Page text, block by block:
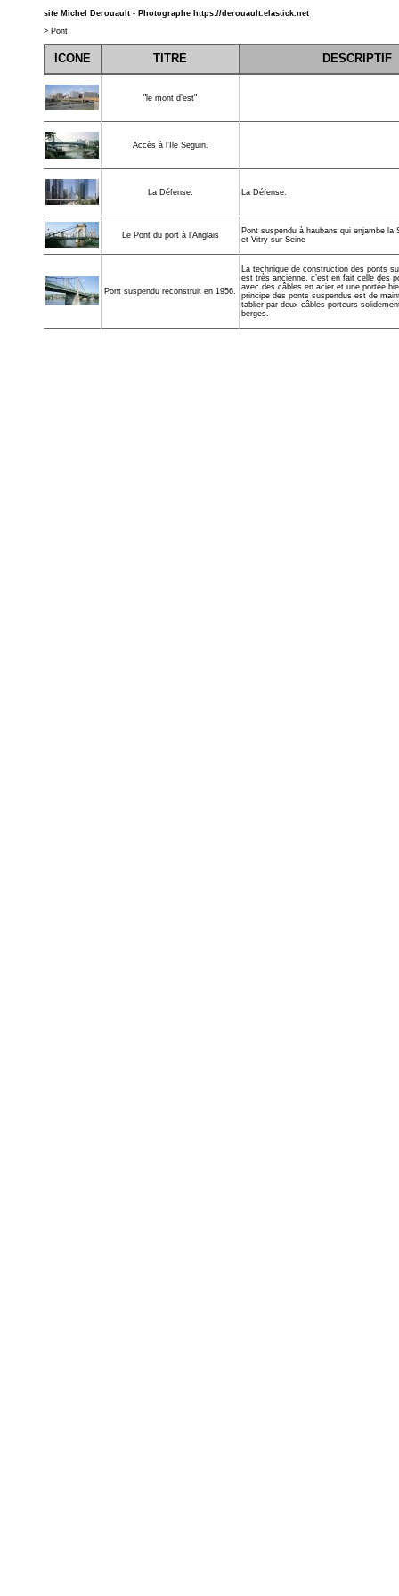
site Michel Derouault - Photographe https://derouault.elastick.net
> Pont
ICONE TITRE DESCRIPTIF
"le mont d’est"
Accès à l’Ile Seguin.
La Défense. La Défense.
Le Pont du port à l’Anglais
Pont suspendu à haubans qui enjambe la
et Vitry sur Seine
Pont suspendu reconstruit en 1956.
La technique de construction des ponts
est très ancienne, c’est en fait celle des
avec des câbles en acier et une portée
principe des ponts suspendus est de
tablier par deux câbles porteurs
berges.